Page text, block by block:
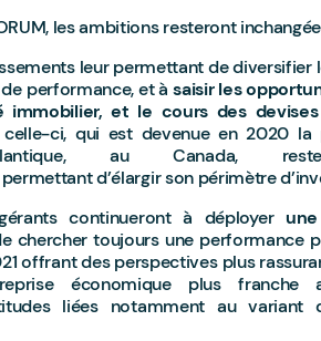
les ambitions resteront
leur permettant de diversifier
performance, et àsaisir les
et le cours des devises
ci, qui est devenue en 2020 la
au Canada,
d’élargir son périmètre
continueront à déployer
chercher toujours une performance
offrant des perspectives plus
économique plus franche
liées notamment au variant